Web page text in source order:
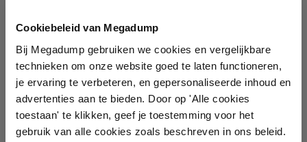
Cookiebeleid van Megadump
Bij Megadump gebruiken we cookies en vergelijkbare
technieken om onze website goed te laten functioneren,
je ervaring te verbeteren, en gepersonaliseerde inhoud en
advertenties aan te bieden. Door op 'Alle cookies
toestaan' te klikken, geef je toestemming voor het
gebruik van alle cookies zoals beschreven in ons beleid.
Mate Glijstang Rond 75 Cm
M301
Binnen 5 (werk)dagen
geleverd
222,00
184,00
badkamers in onze 1000 m²
showroom
Laat je inspireren door 21 volledig ingerichte
badkameropstellingen – van compact tot luxe. Onze
ervaren adviseurs helpen je persoonlijk, en je vindt
tegels & sanitair direct uit voorraad. Gratis parkeren
op eigen terrein.